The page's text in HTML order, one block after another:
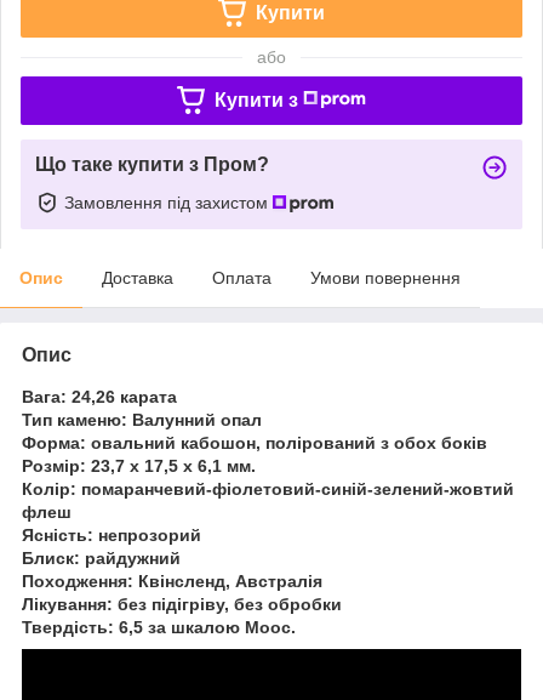
Купити
або
Купити з
Що таке купити з Пром?
Замовлення під захистом
Опис Доставка Оплата Умови повернення
Опис
Вага: 24,26 карата
Тип каменю: Валунний опал
Форма: овальний кабошон, полірований з обох боків
Розмір: 23,7 х 17,5 х 6,1 мм.
Колір: помаранчевий-фіолетовий-синій-зелений-жовтий
флеш
Ясність: непрозорий
Блиск: райдужний
Походження: Квінсленд, Австралія
Лікування: без підігріву, без обробки
Твердість: 6,5 за шкалою Моос.